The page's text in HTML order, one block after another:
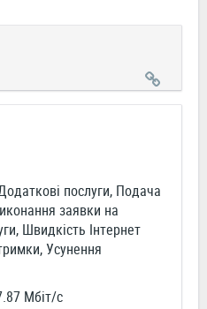
послуги, Подача
заявки на
Швидкість Інтернет
Усунення
Мбіт/c